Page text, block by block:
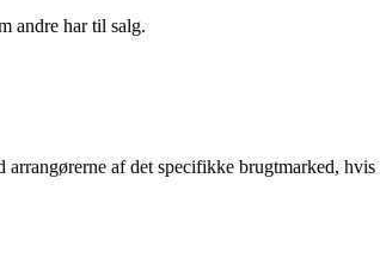
andre har til salg.
af det specifikke brugtmarked,